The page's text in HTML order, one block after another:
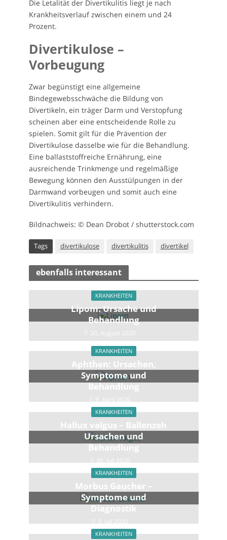
Die Letalität der Divertikulitis liegt je nach
Krankheitsverlauf zwischen einem und 24
Prozent.
Divertikulose –
Vorbeugung
Zwar begünstigt eine allgemeine
Bindegewebsschwäche die Bildung von
Divertikeln, ein träger Darm und Verstopfung
scheinen aber eine entscheidende Rolle zu
spielen. Somit gilt für die Prävention der
Divertikulose dasselbe wie für die Behandlung.
Eine ballaststoffreiche Ernährung, eine
ausreichende Trinkmenge und regelmäßige
Bewegung können den Ausstülpungen in der
Darmwand vorbeugen und somit auch eine
Divertikulitis verhindern.
Bildnachweis: © Dean Drobot / shutterstock.com
Tags divertikulose divertikulitis divertikel
ebenfalls interessant
KRANKHEITEN
Lipom: Ursache und
Behandlung
20. August 2020
KRANKHEITEN
Aphthen: Ursachen,
Symptome und
Behandlung
9. April 2020
KRANKHEITEN
Hallux valgus – Ballenzeh
Ursachen und
Behandlung
30. Juli 2020
KRANKHEITEN
Morbus Gaucher –
Symptome und
Diagnostik
3. Juli 2020
KRANKHEITEN